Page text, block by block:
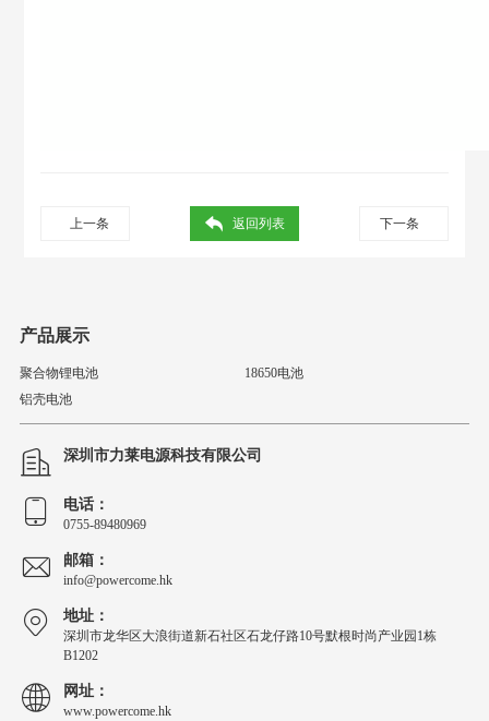
上一条 下一条
返回列表
产品展示
聚合物锂电池
18650电池
铝壳电池
深圳市力莱电源科技有限公司
电话：
0755-89480969
邮箱：
info@powercome.hk
地址：
深圳市龙华区大浪街道新石社区石龙仔路10号默根时尚产业园1栋
B1202
网址：
www.powercome.hk